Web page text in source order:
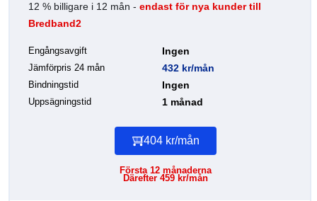
12 % billigare i 12 mån - endast för nya kunder till
Bredband2
Engångsavgift Ingen
Jämförpris 24 mån 432 kr/mån
Bindningstid Ingen
Uppsägningstid 1 månad
404 kr/mån
Första 12 månaderna
Därefter 459 kr/mån